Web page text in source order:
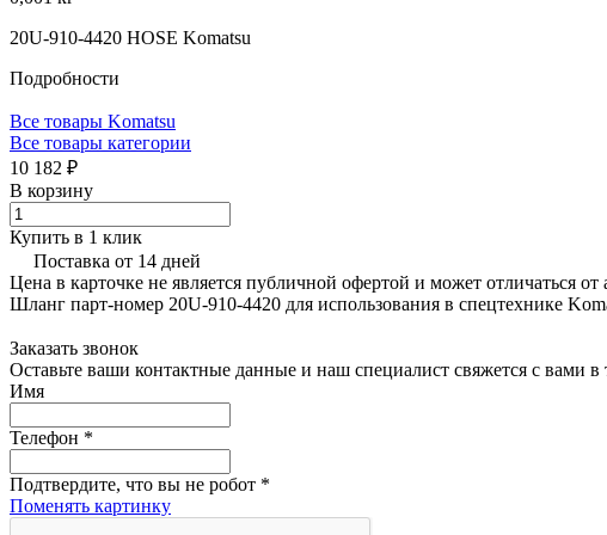
20U-910-4420 HOSE Komatsu
Подробности
Все товары Komatsu
Все товары категории
10 182 ₽
В корзину
Купить в 1 клик
Поставка от 14 дней
Цена в карточке не является публичной офертой и может отличаться
Шланг парт-номер 20U-910-4420 для использования в спецтехнике
Заказать звонок
Оставьте ваши контактные данные и наш специалист свяжется с вами в
Имя
Телефон *
Подтвердите, что вы не робот *
Поменять картинку